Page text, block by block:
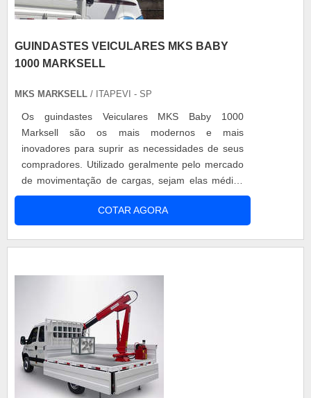
GUINDASTES VEICULARES MKS BABY
1000 MARKSELL
MKS MARKSELL / ITAPEVI - SP
Os guindastes Veiculares MKS Baby 1000
Marksell são os mais modernos e mais
inovadores para suprir as necessidades de seus
compradores. Utilizado geralmente pelo mercado
de movimentação de cargas, sejam elas médias
ou compactas, pode ser oferecido também em
modelo Baby Plus. Com acionamento hidráulico
para lança telescópica, o guindastes Veiculares
carroce...
COTAR AGORA